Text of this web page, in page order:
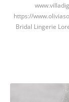
https://
Bridal Lingerie